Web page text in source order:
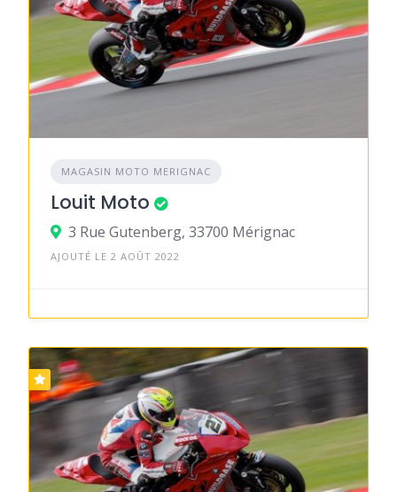
MAGASIN MOTO MERIGNAC
Louit Moto
3 Rue Gutenberg, 33700 Mérignac
AJOUTÉ LE 2 AOÛT 2022